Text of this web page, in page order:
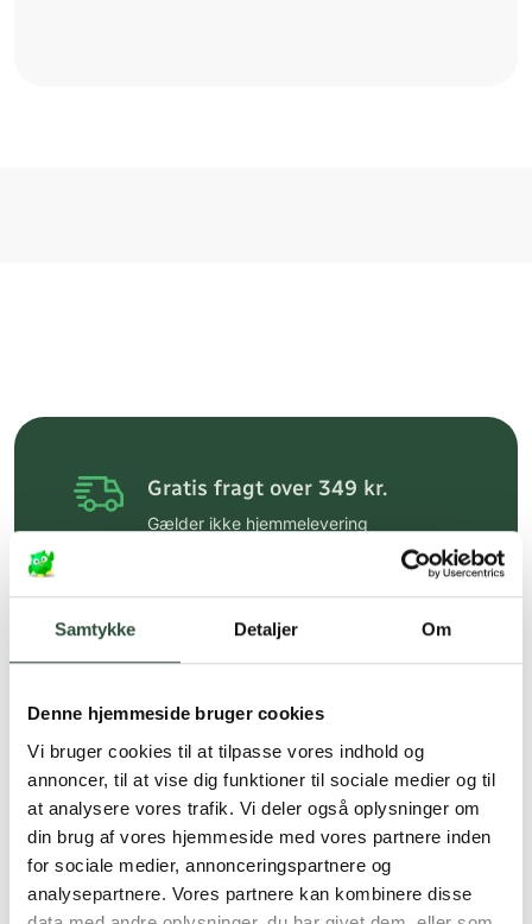
Samtykke Detaljer Om
Denne hjemmeside bruger cookies
Vi bruger cookies til at tilpasse vores indhold og
annoncer, til at vise dig funktioner til sociale medier og til
at analysere vores trafik. Vi deler også oplysninger om
din brug af vores hjemmeside med vores partnere inden
for sociale medier, annonceringspartnere og
analysepartnere. Vores partnere kan kombinere disse
Gratis fragt over 349 kr.
Gælder ikke hjemmelevering
kundeservice@uglecare.dk
Hurtigt leveringen via GLS, og DAO
Faste lave priser*
*Gælder ikke ernæringsprodukter.
Stort udvalg af kendte
produkter